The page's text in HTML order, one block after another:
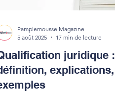
juridique :
explications,
Pamplemousse Magazine
5 août 2025
17 min de lecture